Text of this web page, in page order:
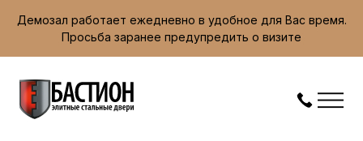
Демозал работает ежедневно в удобное для Вас время.
Просьба заранее предупредить о визите